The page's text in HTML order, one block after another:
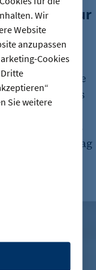
Wir
Website
anzupassen
Cookies
Sie weitere
Markt braut
Biere, die
vereinen. Was
und
erzählt uns
Tag
sich als